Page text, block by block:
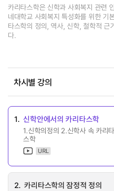
카리타스학은 신학과 사회복지 관련
네대학교 사회복지 특성화를 위한 기
타스학의 정의, 역사, 신학, 철학적 근
다.
차시별 강의
1. 신학안에서의 카리타스학
1.신학의정의 2.신학사 속 카리
스학
URL
2. 카리타스학의 잠정적 정의